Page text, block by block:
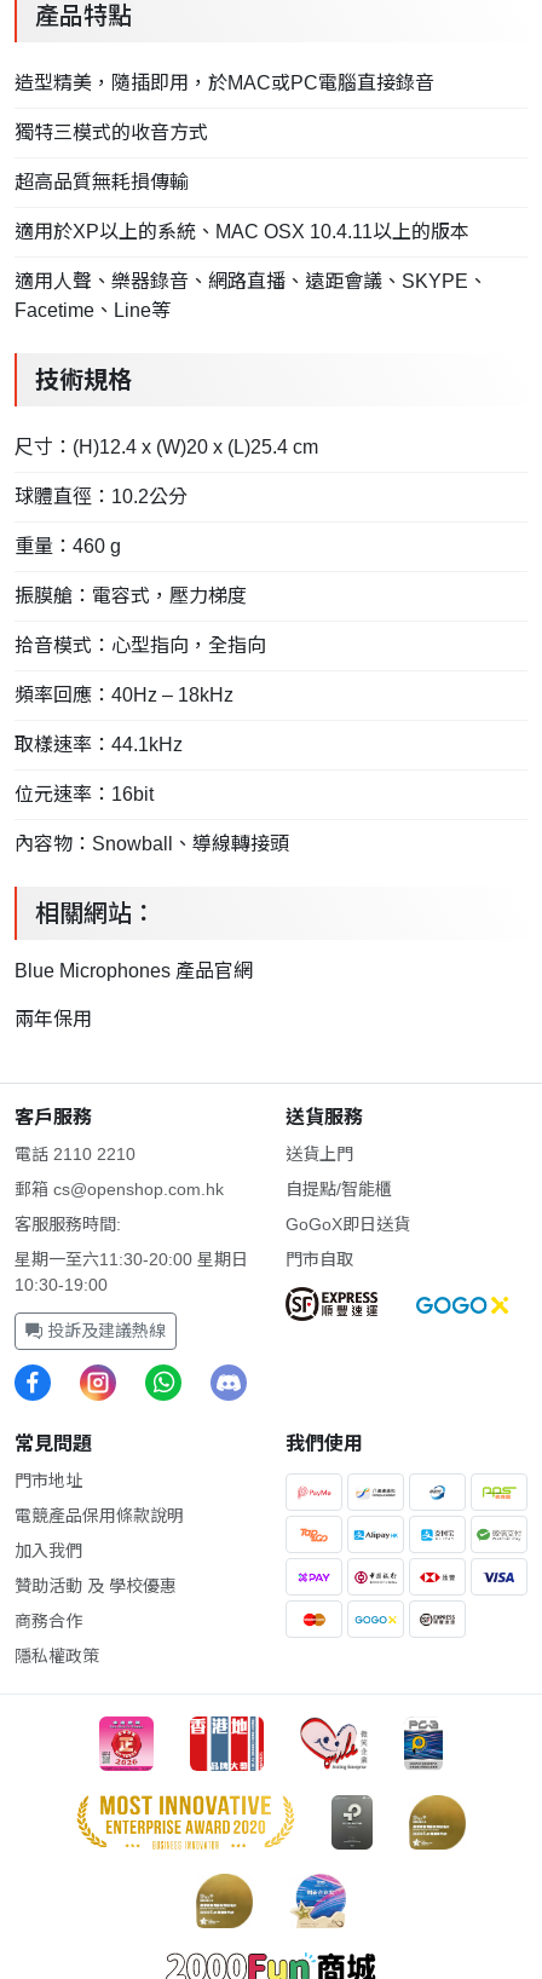
產品特點
造型精美，隨插即用，於MAC或PC電腦直接錄音
獨特三模式的收音方式
超高品質無耗損傳輸
適用於XP以上的系統、MAC OSX 10.4.11以上的版本
適用人聲、樂器錄音、網路直播、遠距會議、SKYPE、
Facetime、Line等
技術規格
尺寸：(H)12.4 x (W)20 x (L)25.4 cm
球體直徑：10.2公分
重量：460 g
振膜艙：電容式，壓力梯度
拾音模式：心型指向，全指向
頻率回應：40Hz – 18kHz
取樣速率：44.1kHz
位元速率：16bit
內容物：Snowball、導線轉接頭
相關網站：
Blue Microphones 產品官網
兩年保用
客戶服務
電話 2110 2210
郵箱 cs@openshop.com.hk
客服服務時間:
星期一至六11:30-20:00 星期日
10:30-19:00
投訴及建議熱線
送貨服務
送貨上門
自提點/智能櫃
GoGoX即日送貨
門市自取
常見問題
門市地址
電競產品保用條款說明
加入我們
贊助活動 及 學校優惠
商務合作
隱私權政策
我們使用